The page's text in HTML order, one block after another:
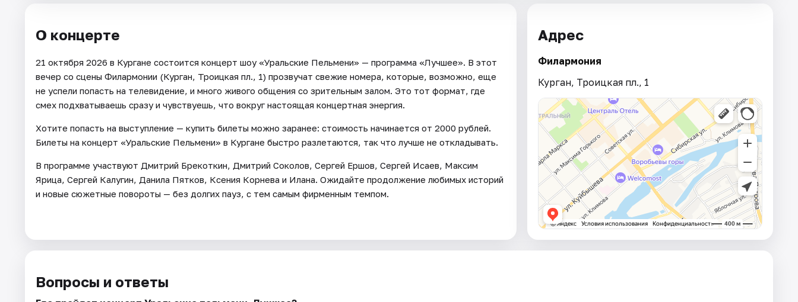
О концерте
21 октября 2026 в Кургане состоится концерт шоу «Уральские Пельмени» — программа «Лучшее». В этот
вечер со сцены Филармонии (Курган, Троицкая пл., 1) прозвучат свежие номера, которые, возможно, еще
не успели попасть на телевидение, и много живого общения со зрительным залом. Это тот формат, где
смех подхватываешь сразу и чувствуешь, что вокруг настоящая концертная энергия.
Хотите попасть на выступление — купить билеты можно заранее: стоимость начинается от 2000 рублей.
Билеты на концерт «Уральские Пельмени» в Кургане быстро разлетаются, так что лучше не откладывать.
В программе участвуют Дмитрий Брекоткин, Дмитрий Соколов, Сергей Ершов, Сергей Исаев, Максим
Ярица, Сергей Калугин, Данила Пятков, Ксения Корнева и Илана. Ожидайте продолжение любимых историй
и новые сюжетные повороты — без долгих пауз, с тем самым фирменным темпом.
Адрес
Филармония
Курган, Троицкая пл., 1
Вопросы и ответы